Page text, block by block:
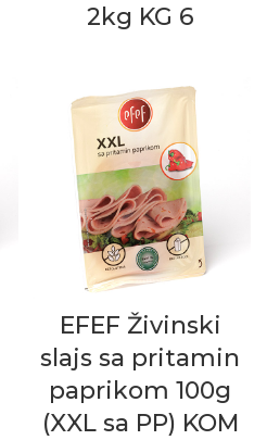
2kg KG 6
EFEF Živinski
slajs sa pritamin
paprikom 100g
(XXL sa PP) KOM